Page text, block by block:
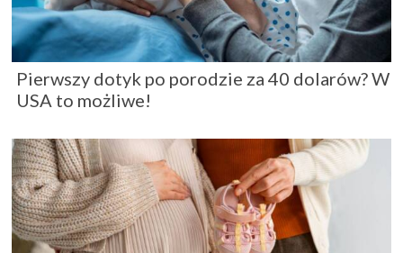
Pierwszy dotyk po porodzie za 40 dolarów? W
USA to możliwe!